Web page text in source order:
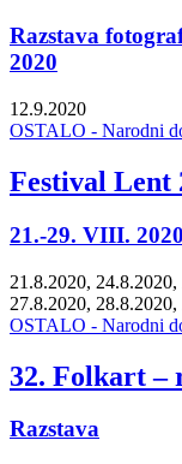
Razstava
2020
12.9.2020
OSTALO - Narodni
Festival Lent
21.-29. VIII. 2020
21.8.2020,
27.8.2020,
OSTALO - Narodni
32. Folkart –
Razstava